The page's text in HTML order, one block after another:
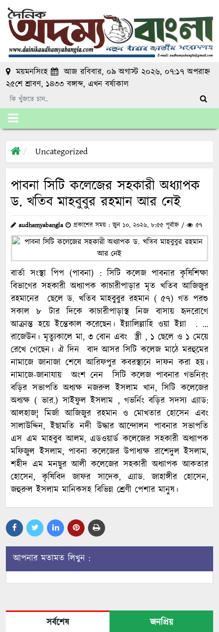
ময়মনসিংহ
আজ রবিবার, ০৯ অগাস্ট ২০২৬, ০৭:১৭ অপরাহ্ন
২৫শে শ্রাবণ, ১৪৩৩ বঙ্গাব্দ, এখনবর্ষাকাল
Uncategorized
পাবনা সিটি কলেজের সহকারী অধ্যাপক
ড. খতিব মাহবুবুর রহমান আর নেই
audhamyabangla প্রকাশের সময় : জুন ১০, ২০২৬, ৮:৫৫ পূর্বাহ্ন / ৫৭
বার্তা সংস্থা পিপ (পাবনা) : সিটি কলেজ পাবনার কৃষিশিক্ষা
বিভাগের সহকারী অধ্যাপক কাচারীপাড়ার মৃত খতিব আজিজুর
রহমানের ছেলে ড. খতিব মাহবুবুর রহমান ( ৫৭) গত পরশু
সকাল ৮ টার দিকে কাচারীপাড়াস্থ নিজ বাসায় হৃদরোগে
আক্রান্ত হয়ে ইন্তেকাল করেছেন। ইন্নালিল্লাহি ওয়া ইন্না . …
রাজেউন। মৃত্যুকালে মা, ৩ বোন এবং স্ত্রী , ১ ছেলে ও ১ মেয়ে
রেখে গেছেন। ঐ দিন বাদ আসর সিটি কলেজ মাঠে মরহুমের
নামাজে জানাজা শেষে আরিফপুর কবরস্থানে দাফন করা হয়।
নামাজে-জানাযায় অংশ নেন সিটি কলেজ পাবনার গভনির্ং
বড়ির সভাপতি অধ্যক্ষ নজরুল ইসলাম খান, সিটি কলেজের
অধ্যক্ষ ( ভার.) সাইফুল ইসলাম , গভর্নিং বড়ির সদস্য এ্যাড:
আলহাজ¦ মির্জা আজিজুর রহমান ও মোখতার হোসেন এবং
সালাউদ্দিন, ইছামতি নদী উদ্ধার আন্দোলন পাবনার সভাপতি
এস এম মাহবুব আলম, এডওয়ার্ড কলেজের সহকারী অধ্যাপক
মফিজুল ইসলাম, পাবনা কলেজের উপাধ্যক্ষ রাশেদুল ইসলাম,
শহীদ এম মনছুর আলী কলেজের সহকারী অধ্যাপক আকতার
হোসেন, কৃষিবিদ জাফর সাদেক, এ্যাড. জাহাঙ্গীর হোসেন,
জহুরুল ইসলাম মানিকসহ বিভিন্ন শ্রেণী পেশার মানুষ।
আপনার মতামত লিখুন :
সর্বশেষ
জনপ্রিয়